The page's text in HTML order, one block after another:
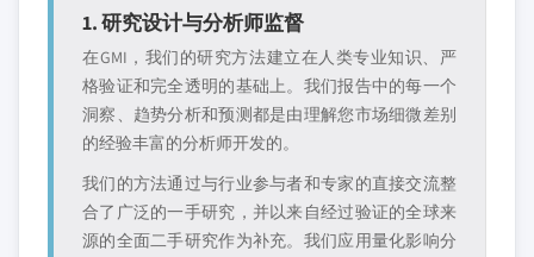
1. 研究设计与分析师监督
在GMI，我们的研究方法建立在人类专业知识、严
格验证和完全透明的基础上。我们报告中的每一个
洞察、趋势分析和预测都是由理解您市场细微差别
的经验丰富的分析师开发的。
我们的方法通过与行业参与者和专家的直接交流整
合了广泛的一手研究，并以来自经过验证的全球来
源的全面二手研究作为补充。我们应用量化影响分